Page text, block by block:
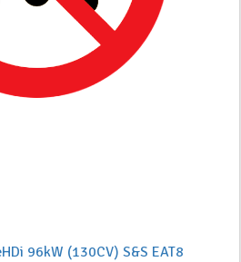
96kW (130CV) S&S EAT8